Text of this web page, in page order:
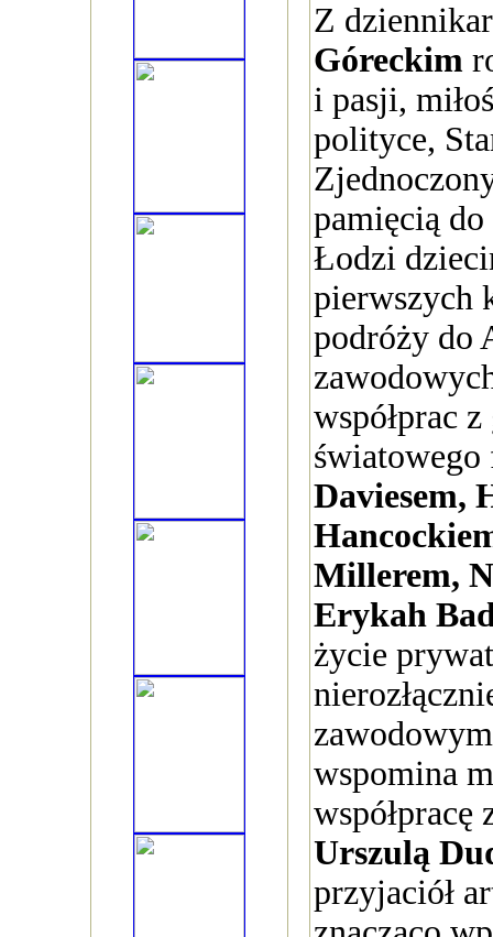
Z
Góreckim
i pasji,
polityce,
pamięcią
Łodzi
pierwszych
podróży do
współprac
Daviesem,
Millerem,
Erykah
życie
wspomina
współpracę
Urszulą
przyjaciół